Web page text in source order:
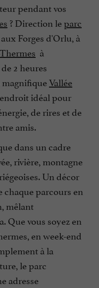
pendant vos
? Direction leparc
Forges d'Orlu, à
à
2 heures
Vallée
idéal pour
de rires et de
amis.
dans un cadre
rivière, montagne
. Un décor
parcours en
mêlant
. Que vous soyez en
en week-end
à la
le parc
adresse